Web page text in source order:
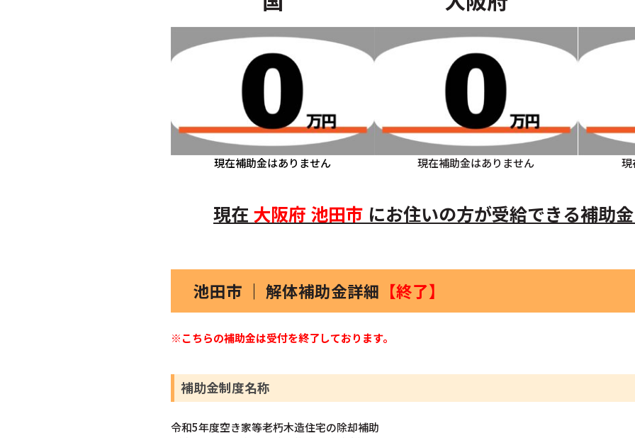
現在補助金はありません 現在補助金はありません 現
現在 大阪府 池田市 にお住いの方が受給できる補助
池田市 ｜ 解体補助金詳細 【終了】
※こちらの補助金は受付を終了しております。
補助金制度名称
令和5年度空き家等老朽木造住宅の除却補助